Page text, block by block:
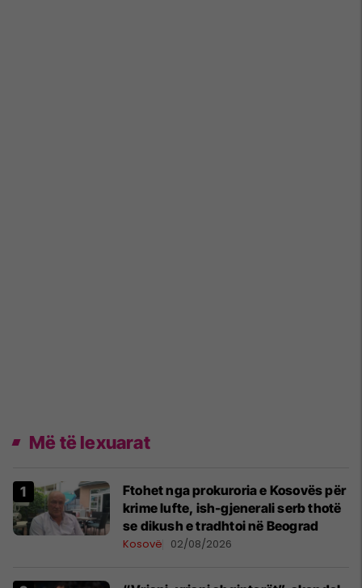
Më të lexuarat
Ftohet nga prokuroria e Kosovës për
krime lufte, ish-gjenerali serb thotë
se dikush e tradhtoi në Beograd
Kosovë 02/08/2026